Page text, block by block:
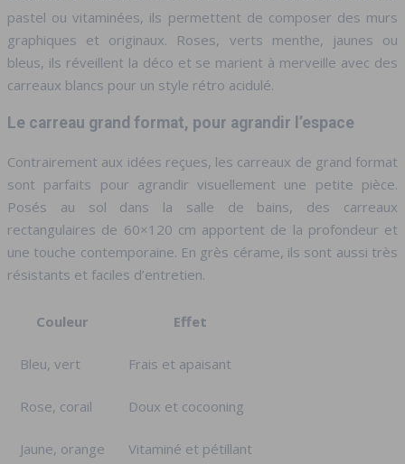
pastel ou vitaminées, ils permettent de composer des murs
graphiques et originaux. Roses, verts menthe, jaunes ou
bleus, ils réveillent la déco et se marient à merveille avec des
carreaux blancs pour un style rétro acidulé.
Le carreau grand format, pour agrandir l’espace
Contrairement aux idées reçues, les carreaux de grand format
sont parfaits pour agrandir visuellement une petite pièce.
Posés au sol dans la salle de bains, des carreaux
rectangulaires de 60×120 cm apportent de la profondeur et
une touche contemporaine. En grès cérame, ils sont aussi très
résistants et faciles d’entretien.
Couleur Effet
Bleu, vert Frais et apaisant
Rose, corail Doux et cocooning
Jaune, orange Vitaminé et pétillant